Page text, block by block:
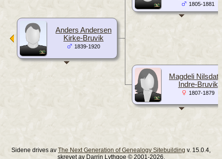
Anders Andersen
Kirke-Bruvik
1839-1920
1805-1881
Magdeli
Indre-Bruvik
1807-1879
Sidene drives av The Next Generation of Genealogy Sitebuilding v. 15.0.4,
skrevet av Darrin Lythgoe © 2001-2026.